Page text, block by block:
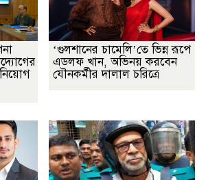
‘গুলশানের চামেলি’তে ভিন্ন রূপে
এডলফ খান, অভিনয় করবেন
যৌনকর্মীর দালাল চরিত্রে